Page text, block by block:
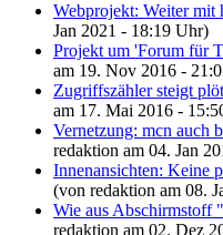
Webprojekt: Weiter mit
Jan 2021 - 18:19 Uhr)
Projekt um 'Forum für
am 19. Nov 2016 -
Zugriffszähler steigt
am 17. Mai 2016 -
Vernetzung: mcn auch
redaktion am 04. Jan
Innenansichten: Keine
(von redaktion am 08.
Wie aus Abschirmstoff
redaktion am 02. Dez